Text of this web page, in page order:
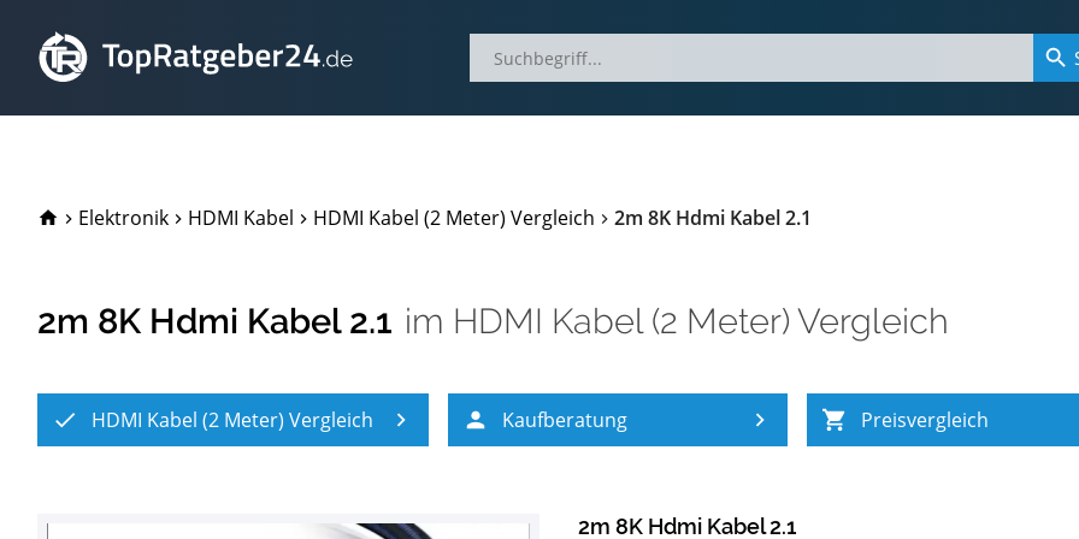
TopRatgeber24.de
Elektronik HDMI Kabel HDMI Kabel (2 Meter) Vergleich 2m 8K Hdmi Kabel 2.1
2m 8K Hdmi Kabel 2.1 im HDMI Kabel (2 Meter) Vergleich
HDMI Kabel (2 Meter) Vergleich Kaufberatung Preisvergleich
2m 8K Hdmi Kabel 2.1